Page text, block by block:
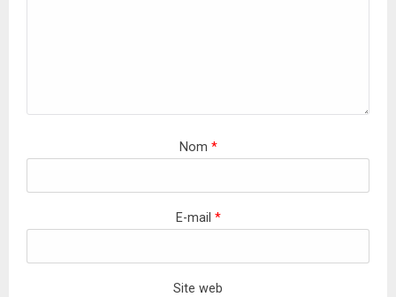
Nom *
E-mail *
Site web